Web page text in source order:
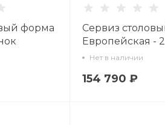
форма
персон
Сервиз
Европейская - 2
рисунок
предмета арт.
Нет в наличии
154 790 ₽